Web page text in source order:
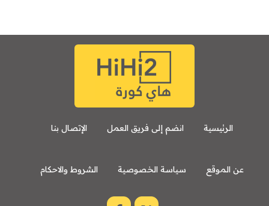
الرئيسية انضم إلى فريق العمل الإتصال بنا
عن الموقع سياسة الخصوصية الشروط والاحكام